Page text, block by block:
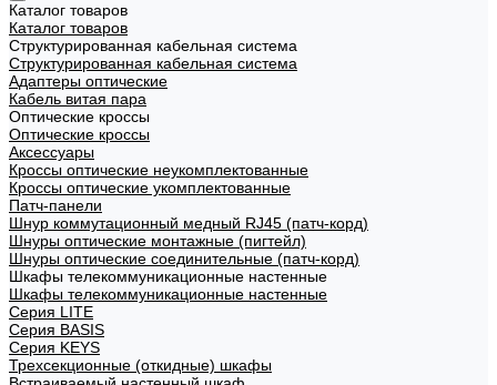
Каталог товаров
Каталог товаров
Структурированная кабельная система
Структурированная кабельная система
Адаптеры оптические
Кабель витая пара
Оптические кроссы
Оптические кроссы
Аксессуары
Кроссы оптические неукомплектованные
Кроссы оптические укомплектованные
Патч-панели
Шнур коммутационный медный RJ45 (патч-корд)
Шнуры оптические монтажные (пигтейл)
Шнуры оптические соединительные (патч-корд)
Шкафы телекоммуникационные настенные
Шкафы телекоммуникационные настенные
Cерия LITE
Cерия BASIS
Cерия KEYS
Трехсекционные (откидные) шкафы